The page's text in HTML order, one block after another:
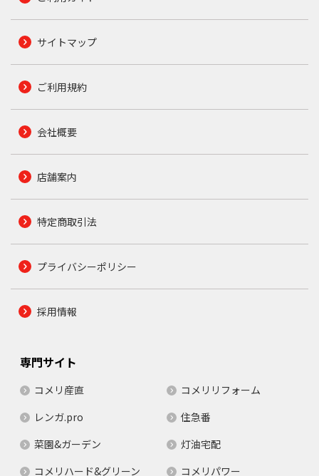
サイトマップ
ご利用規約
会社概要
店舗案内
特定商取引法
プライバシーポリシー
採用情報
専門サイト
コメリ産直
コメリリフォーム
レンガ.pro
住急番
菜園&ガーデン
灯油宅配
コメリハード&グリーン
コメリパワー